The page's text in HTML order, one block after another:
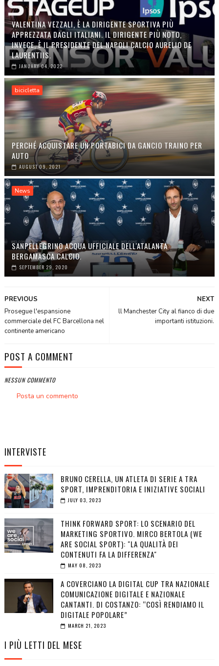
VALENTINA VEZZALI, È LA DIRIGENTE SPORTIVA PIÙ
APPREZZATA DAGLI ITALIANI. IL DIRIGENTE PIÙ NOTO,
INVECE, È IL PRESIDENTE DEL NAPOLI CALCIO AURELIO DE
LAURENTIIS.
JANUARY 04, 2022
bicicletta
PERCHÉ ACQUISTARE UN PORTABICI DA GANCIO TRAINO PER
AUTO
AUGUST 09, 2021
News
SANPELLEGRINO ACQUA UFFICIALE DELL'ATALANTA
BERGAMASCA CALCIO.
SEPTEMBER 29, 2020
NEXT
ll Manchester City al fianco di due
importanti istituzioni.
PREVIOUS
Prosegue l'espansione
commerciale del FC Barcellona nel
continente americano
POST A COMMENT
NESSUN COMMENTO
Posta un commento
INTERVISTE
BRUNO CERELLA, UN ATLETA DI SERIE A TRA
SPORT, IMPRENDITORIA E INIZIATIVE SOCIALI
JULY 03, 2023
THINK FORWARD SPORT: LO SCENARIO DEL
MARKETING SPORTIVO. MIRCO BERTOLA (WE
ARE SOCIAL SPORT): "LA QUALITÀ DEI
CONTENUTI FA LA DIFFERENZA"
MAY 08, 2023
A COVERCIANO LA DIGITAL CUP TRA NAZIONALE
COMUNICAZIONE DIGITALE E NAZIONALE
CANTANTI. DI COSTANZO: “COSÌ RENDIAMO IL
DIGITALE POPOLARE”
MARCH 21, 2023
I PIÙ LETTI DEL MESE